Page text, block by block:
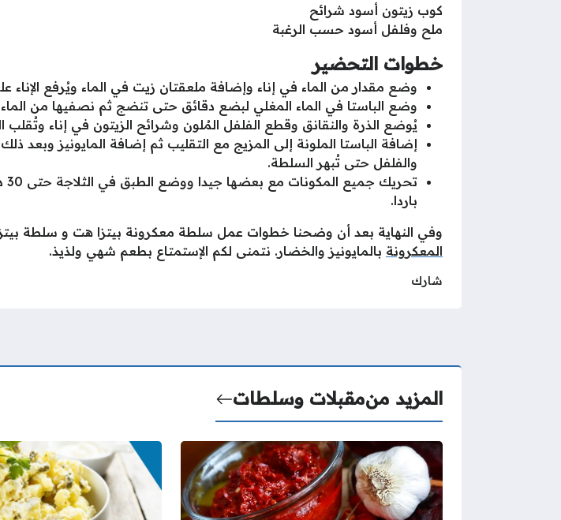
كوب زيتون أسود شرائح
ملح وفلفل أسود حسب الرغبة
خطوات التحضير
وضع مقدار من الماء في إناء وإضافة ملعقتان زيت في الماء ويُرفع الإناء
وضع الباستا في الماء المغلي لبضع دقائق حتى تنضج ثم نصفيها من
يُوضع الذرة والنقانق وقطع الفلفل المُلون وشرائح الزيتون في إناء
إضافة الباستا الملونة إلى المزيج مع التقليب ثم إضافة المايونيز وبعد
والفلفل حتى تُبهر السلطة.
باردا.
وفي النهاية بعد أن وضحنا خطوات عمل سلطة معكرونة بيتزا هت و سلطة
المعكرونة بالمايونيز والخضار. نتمنى لكم الإستمتاع بطعم شهي ولذيذ.
شارك
المزيد منمقبلات وسلطات